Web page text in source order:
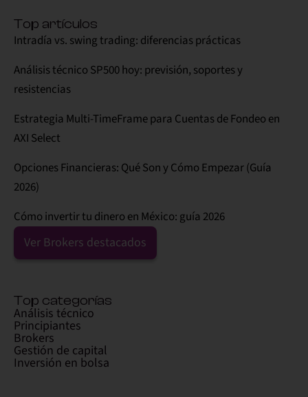
Top artículos
Intradía vs. swing trading: diferencias prácticas
Análisis técnico SP500 hoy: previsión, soportes y
resistencias
Estrategia Multi-TimeFrame para Cuentas de Fondeo en
AXI Select
Opciones Financieras: Qué Son y Cómo Empezar (Guía
2026)
Cómo invertir tu dinero en México: guía 2026
Ver Brokers destacados
Top categorías
Análisis técnico
Principiantes
Brokers
Gestión de capital
Inversión en bolsa